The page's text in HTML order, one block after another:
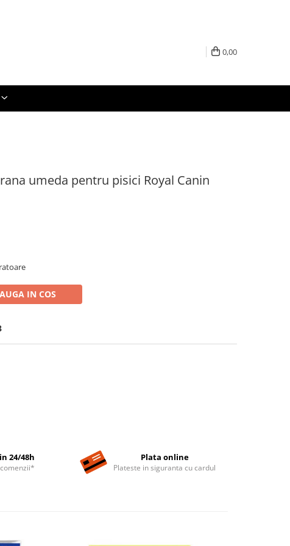
0,00
umeda pentru pisici Royal Canin
IN COS
24/48h Plata online
Plateste in siguranta cu cardul